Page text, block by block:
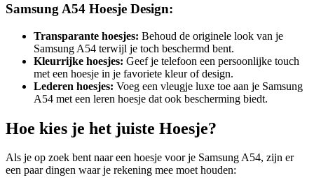
Samsung A54 Hoesje Design:
Transparante hoesjes: Behoud de originele look van je
Samsung A54 terwijl je toch beschermd bent.
Kleurrijke hoesjes: Geef je telefoon een persoonlijke touch
met een hoesje in je favoriete kleur of design.
Lederen hoesjes: Voeg een vleugje luxe toe aan je Samsung
A54 met een leren hoesje dat ook bescherming biedt.
Hoe kies je het juiste Hoesje?
Als je op zoek bent naar een hoesje voor je Samsung A54, zijn er
een paar dingen waar je rekening mee moet houden: